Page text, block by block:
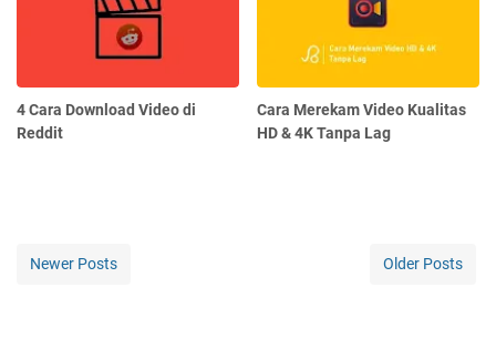
4 Cara Download Video di
Reddit
Cara Merekam Video Kualitas
HD & 4K Tanpa Lag
Newer Posts Older Posts